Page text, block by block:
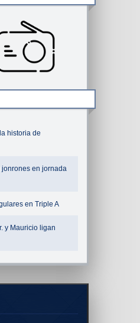
historia de
jonrones en jornada
en Triple A
y Mauricio ligan